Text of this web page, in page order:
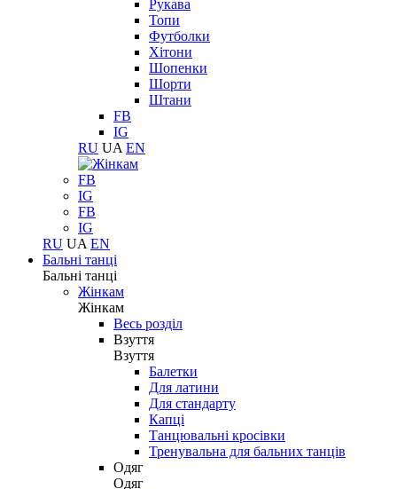
Рукава
Топи
Футболки
Хітони
Шопенки
Шорти
Штани
FB
IG
RU UA EN
FB
IG
FB
IG
RU UA EN
Бальні танці
Бальні танці
Жінкам
Жінкам
Весь розділ
Взуття
Взуття
Балетки
Для латини
Для стандарту
Капці
Танцювальні кросівки
Тренувальна для бальних танців
Одяг
Одяг